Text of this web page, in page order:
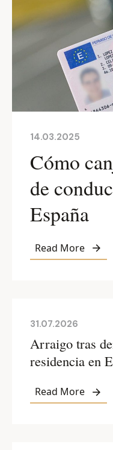
14.03.2025
Cómo
de
España
Read More
31.07.2026
Arraigo tras
residencia en
Read More